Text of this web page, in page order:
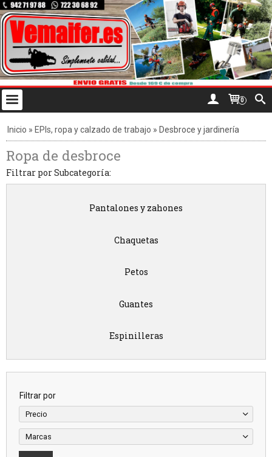
0
Inicio » EPIs, ropa y calzado de trabajo » Desbroce y jardinería
Ropa de desbroce
Filtrar por Subcategoría:
Pantalones y zahones
Chaquetas
Petos
Guantes
Espinilleras
Filtrar por
Precio
Marcas